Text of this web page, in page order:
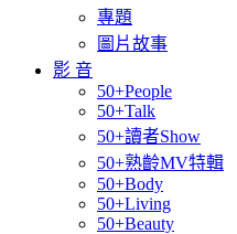
專題
圖片故事
影 音
50+People
50+Talk
50+讀者Show
50+熟齡MV特輯
50+Body
50+Living
50+Beauty